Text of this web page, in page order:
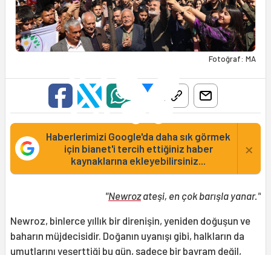
Fotoğraf: MA
Haberlerimizi Google'da daha sık görmek
için bianet'i tercih ettiğiniz haber
kaynaklarına ekleyebilirsiniz...
×
"Newrozateşi, en çok barışla yanar."
Newroz, binlerce yıllık bir direnişin, yeniden doğuşun ve
baharın müjdecisidir. Doğanın uyanışı gibi, halkların da
umutlarını yeşerttiği bu gün, sadece bir bayram değil,